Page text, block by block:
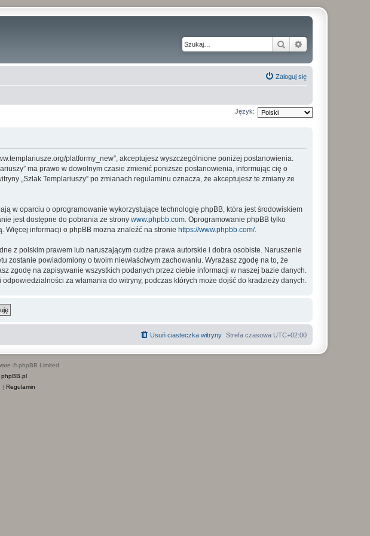
Szukaj
Zaloguj się
Język:
platformy_new”, akceptujesz wyszczególnione poniżej postanowienia.
ma prawo w dowolnym czasie zmienić poniższe postanowienia, informując cię o
„Szlak Templariuszy” po zmianach regulaminu oznacza, że akceptujesz te zmiany ze
w oparciu o oprogramowanie wykorzystujące technologię phpBB, która jest środowiskiem
jest dostępne do pobrania ze strony www.phpbb.com. Oprogramowanie phpBB tylko
Więcej informacji o phpBB można znaleźć na stronie https://www.phpbb.com/.
z polskim prawem lub naruszającym cudze prawa autorskie i dobra osobiste. Naruszenie
zostanie powiadomiony o twoim niewłaściwym zachowaniu. Wyrażasz zgodę na to, że
zgodę na zapisywanie wszystkich podanych przez ciebie informacji w naszej bazie danych.
za włamania do witryny, podczas których może dojść do kradzieży danych.
Strefa czasowa UTC+02:00
Usuń ciasteczka witryny
© phpBB Limited
phpBB.pl
| Regulamin